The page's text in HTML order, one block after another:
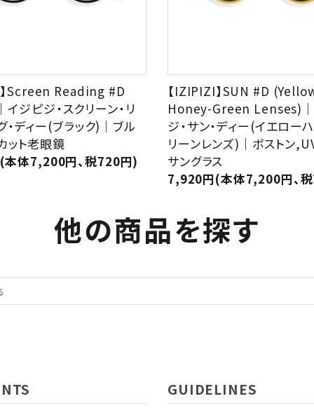
Screen Reading #D
ジピジ・スクリーン・リ
・ディー(ブラック)｜ブル
ット老眼鏡
体7,200円、税720円)
【IZIPIZI】SUN #D
Honey-Green Lenses)
ジ・サン・ディー(イエロー
リーンレンズ)｜ボストン
サングラス
7,920円(本体7,200円、
他の商品を探す
GUIDELINES